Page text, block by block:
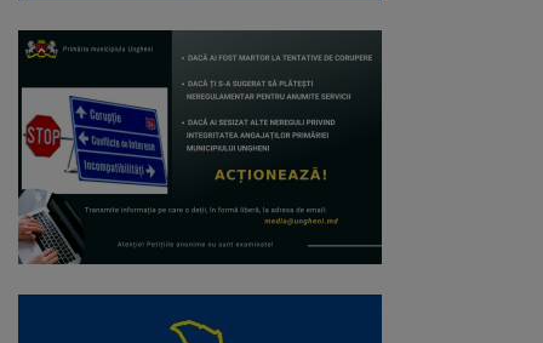
Regulamentul
de
funcționare
Integritate
și
calitate
Consiliul